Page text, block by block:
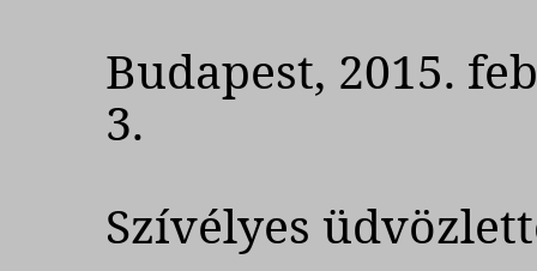
Budapest, 2015.
3.
Szívélyes